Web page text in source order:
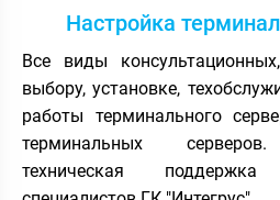
Настройка
Все виды
выбору, установке,
работы терминального
терминальных
техническая поддержка